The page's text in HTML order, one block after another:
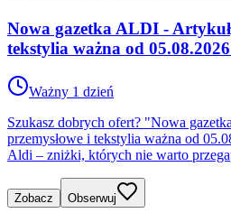
Nowa gazetka ALDI -
tekstylia ważna od
Ważny 1 dzień
Szukasz dobrych ofert? "Nowa
przemysłowe i tekstylia ważna od
Aldi – zniżki, których nie warto
Zobacz Obserwuj